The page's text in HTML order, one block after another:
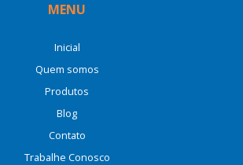
MENU
Inicial
Quem somos
Produtos
Blog
Contato
Trabalhe Conosco